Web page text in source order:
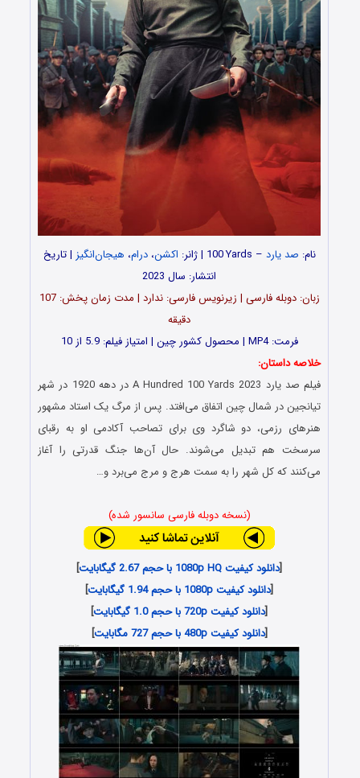
نام: صد یارد – 100
iYards | ژانر: اکشن،درام، هیجان‌انگیز | تاریخ
انتشار: سال 2023
زبان: دوبله فارسی | زیرنویس فارسی: ندارد | مدت زمان پخش: 107
دقیقه
فرمت: MP4 | محصول کشور چین | امتیاز فیلم: 5.9 از 10
خلاصه داستان:
فیلم صد یارد A Hundred 100 Yards 2023 در دهه 1920 در شهر
تیانجین در شمال چین اتفاق می‌افتد. پس از مرگ یک استاد مشهور
هنرهای رزمی، دو شاگرد وی برای تصاحب آکادمی او به رقبای
سرسخت هم تبدیل می‌شوند. حال آن‌ها جنگ قدرتی را آغاز
می‌کنند که کل شهر را به سمت هرج و مرج می‌برد و…
(نسخه دوبله فارسی سانسور شده)
[دانلود کیفیت 1080p HQ با حجم 2.67 گیگابایت
]
[دانلود کیفیت 1080p با حجم 1.94 گیگابایت
]
[دانلود کیفیت 720p با حجم 1.0 گیگابایت
]
[دانلود کیفیت 480p با حجم 727 مگابایت ]